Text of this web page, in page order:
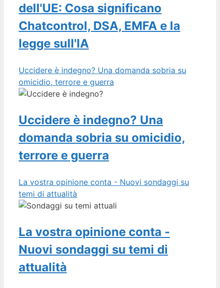
dell'UE: Cosa significano
Chatcontrol, DSA, EMFA e la
legge sull'IA
Uccidere è indegno? Una domanda sobria su
omicidio, terrore e guerra
Uccidere è indegno? Una
domanda sobria su omicidio,
terrore e guerra
La vostra opinione conta - Nuovi sondaggi su
temi di attualità
La vostra opinione conta -
Nuovi sondaggi su temi di
attualità